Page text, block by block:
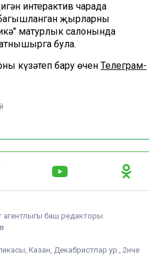
интерактив чарада
җырларны
матурлык салонында
була.
күзәтеп бару өчен Телеграм-
агентлыгы баш редакторы
Казан, Декабристлар ур., 2нче